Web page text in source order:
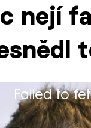
nejí
Failed to
škole v